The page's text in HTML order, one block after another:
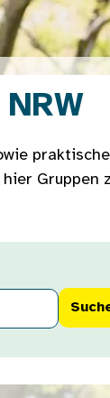
praktische
Gruppen